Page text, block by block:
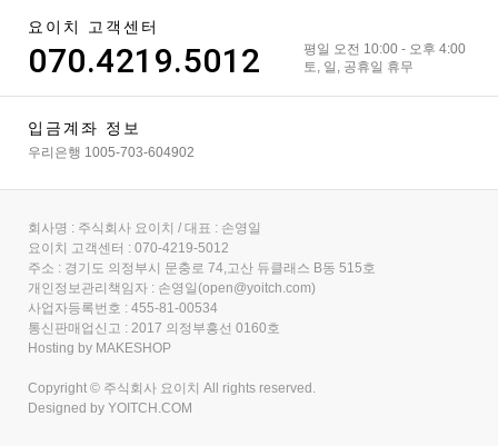
요이치 고객센터
070.4219.5012
평일 오전 10:00 - 오후 4:00
토, 일, 공휴일 휴무
입금계좌 정보
우리은행 1005-703-604902
회사명 : 주식회사 요이치 / 대표 : 손영일
요이치 고객센터 : 070-4219-5012
주소 : 경기도 의정부시 문충로 74,고산 듀클래스 B동 515호
개인정보관리책임자 : 손영일(open@yoitch.com)
사업자등록번호 : 455-81-00534
통신판매업신고 : 2017 의정부흥선 0160호
Hosting by MAKESHOP
Copyright © 주식회사 요이치 All rights reserved.
Designed by YOITCH.COM